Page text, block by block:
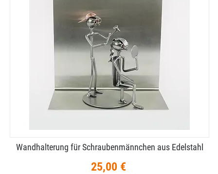
Wandhalterung für Schraubenmännchen aus Edelstahl
25,00 €